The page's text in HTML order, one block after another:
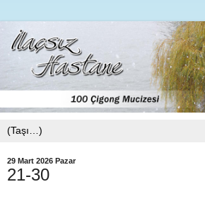
29 Mart 2026 Pazar
21-30